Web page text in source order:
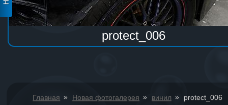
protect_006
Главная » Новая фотогалерея » винил » protect_006